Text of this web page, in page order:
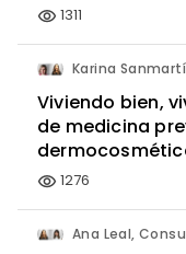
visibility 1311
Viviendo bien,
de medicina
visibility 1276